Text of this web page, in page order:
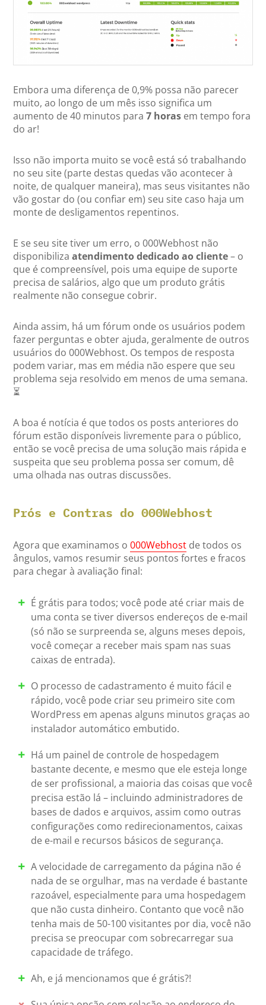
Embora uma diferença de 0,9% possa não parecer
muito, ao longo de um mês isso significa um
aumento de 40 minutos para7 horas em tempo fora
do ar!
Isso não importa muito se você está só trabalhando
no seu site (parte destas quedas vão acontecer à
noite, de qualquer maneira), mas seus visitantes não
vão gostar do (ou confiar em) seu site caso haja um
monte de desligamentos repentinos.
E se seu site tiver um erro, o 000Webhost não
disponibilizaatendimento dedicado ao cliente– o
que é compreensível, pois uma equipe de suporte
precisa de salários, algo que um produto grátis
realmente não consegue cobrir.
Ainda assim, há um fórum onde os usuários podem
fazer perguntas e obter ajuda, geralmente de outros
usuários do 000Webhost. Os tempos de resposta
podem variar, mas em média não espere que seu
problema seja resolvido em menos de uma semana.
⏳
A boa é notícia é que todos os posts anteriores do
fórum estão disponíveis livremente para o público,
então se você precisa de uma solução mais rápida e
suspeita que seu problema possa ser comum, dê
uma olhada nas outras discussões.
Prós e Contras do 000Webhost
Agora que examinamos o000Webhost de todos os
ângulos, vamos resumir seus pontos fortes e fracos
para chegar à avaliação final:
É grátis para todos; você pode até criar mais de
uma conta se tiver diversos endereços de e-mail
(só não se surpreenda se, alguns meses depois,
você começar a receber mais spam nas suas
caixas de entrada).
O processo de cadastramento é muito fácil e
rápido, você pode criar seu primeiro site com
WordPress em apenas alguns minutos graças ao
instalador automático embutido.
Há um painel de controle de hospedagem
bastante decente, e mesmo que ele esteja longe
de ser profissional, a maioria das coisas que você
precisa estão lá – incluindo administradores de
bases de dados e arquivos, assim como outras
configurações como redirecionamentos, caixas
de e-mail e recursos básicos de segurança.
A velocidade de carregamento da página não é
nada de se orgulhar, mas na verdade é bastante
razoável, especialmente para uma hospedagem
que não custa dinheiro. Contanto que você não
tenha mais de 50-100 visitantes por dia, você não
precisa se preocupar com sobrecarregar sua
capacidade de tráfego.
Ah, e já mencionamos que é grátis?!